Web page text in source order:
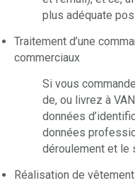
plus adéquate
Traitement d’une
commerciaux
Si vous
de, ou livrez à
données
données
déroulement et le
Réalisation de